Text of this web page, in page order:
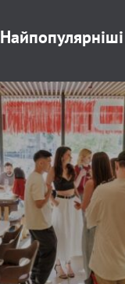
Найпопулярніші